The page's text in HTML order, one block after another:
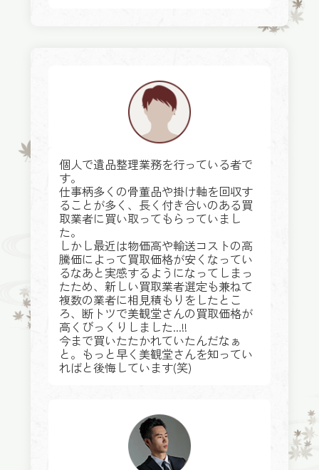
個人で遺品整理業務を行っている者で
す。
仕事柄多くの骨董品や掛け軸を回収す
ることが多く、長く付き合いのある買
取業者に買い取ってもらっていまし
た。
しかし最近は物価高や輸送コストの高
騰価によって買取価格が安くなってい
るなあと実感するようになってしまっ
たため、新しい買取業者選定も兼ねて
複数の業者に相見積もりをしたとこ
ろ、断トツで美観堂さんの買取価格が
高くびっくりしました...!!
今まで買いたたかれていたんだなぁ
と。もっと早く美観堂さんを知ってい
ればと後悔しています(笑)